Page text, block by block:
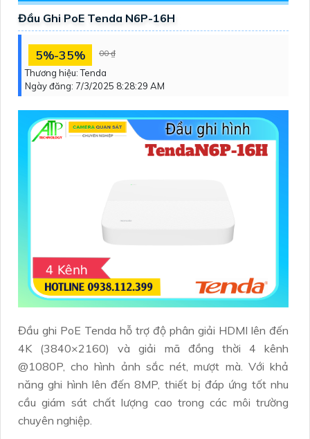
Đầu Ghi PoE Tenda N6P-16H
5%-35% 00 ₫
Thương hiệu:Tenda
Ngày đăng: 7/3/2025 8:28:29 AM
Đầu ghi PoE Tenda hỗ trợ độ phân giải HDMI lên đến
4K (3840×2160) và giải mã đồng thời 4 kênh
@1080P, cho hình ảnh sắc nét, mượt mà. Với khả
năng ghi hình lên đến 8MP, thiết bị đáp ứng tốt nhu
cầu giám sát chất lượng cao trong các môi trường
chuyên nghiệp.